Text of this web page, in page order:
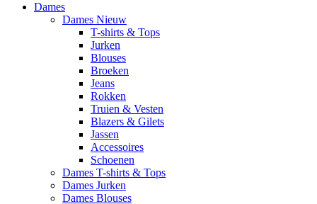
Dames
Dames Nieuw
T-shirts & Tops
Jurken
Blouses
Broeken
Jeans
Rokken
Truien & Vesten
Blazers & Gilets
Jassen
Accessoires
Schoenen
Dames T-shirts & Tops
Dames Jurken
Dames Blouses